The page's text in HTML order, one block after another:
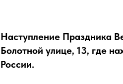
Наступление Праздника
Болотной улице, 13, где
России.